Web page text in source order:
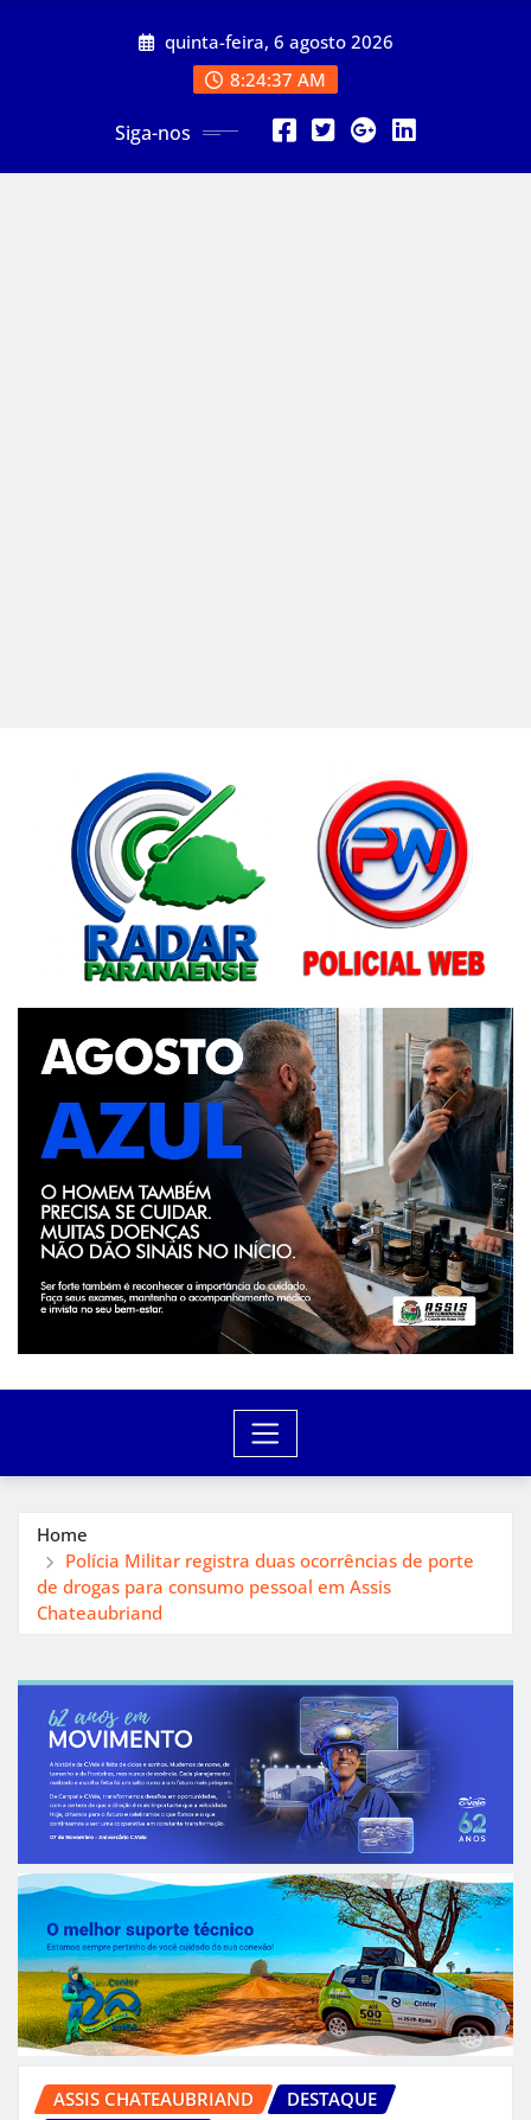
quinta-feira, 6 agosto 2026
8:24:39 AM
Siga-nos
Home
Polícia Militar registra duas ocorrências de porte
de drogas para consumo pessoal em Assis
Chateaubriand
ASSIS CHATEAUBRIAND
DESTAQUE